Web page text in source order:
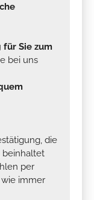
Sie zum
bei uns
die
beinhaltet
per
wie immer